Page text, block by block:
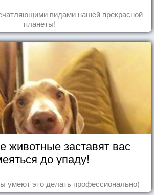
видами нашей прекрасной
планеты!
животные заставят вас
до упаду!
умеют это делать профессионально)